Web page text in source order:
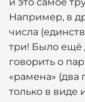
Например, в
числа
три! Было ещё
говорить о
«рамена» (два
только в виде